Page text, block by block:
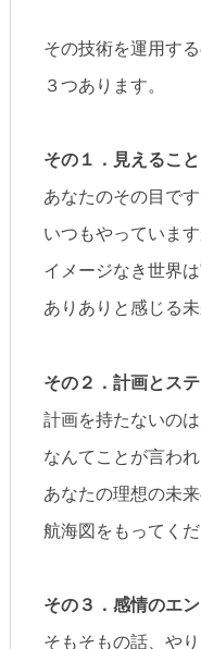
その技術を運用す
３つあります。
その１．見えること
あなたのその目で
いつもやっています
イメージなき世界
ありありと感じる
その２．計画とス
計画を持たないの
なんてことが言われ
あなたの理想の未
航海図をもってくだ
その３．感情のエ
そもそもの話、や